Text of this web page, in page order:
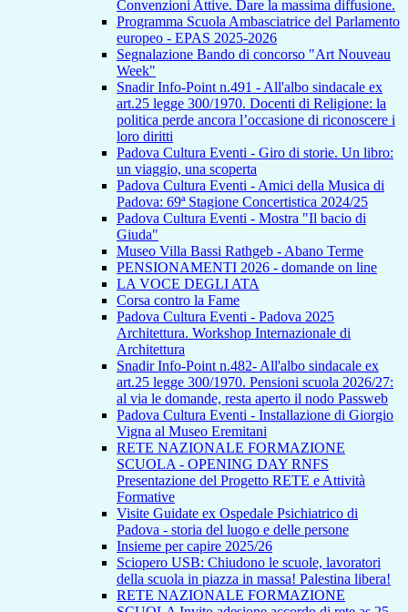
Convenzioni Attive. Dare la massima diffusione.
Programma Scuola Ambasciatrice del Parlamento
europeo - EPAS 2025-2026
Segnalazione Bando di concorso "Art Nouveau
Week"
Snadir Info-Point n.491 - All'albo sindacale ex
art.25 legge 300/1970. Docenti di Religione: la
politica perde ancora l’occasione di riconoscere i
loro diritti
Padova Cultura Eventi - Giro di storie. Un libro:
un viaggio, una scoperta
Padova Cultura Eventi - Amici della Musica di
Padova: 69ª Stagione Concertistica 2024/25
Padova Cultura Eventi - Mostra "Il bacio di
Giuda"
Museo Villa Bassi Rathgeb - Abano Terme
PENSIONAMENTI 2026 - domande on line
LA VOCE DEGLI ATA
Corsa contro la Fame
Padova Cultura Eventi - Padova 2025
Architettura. Workshop Internazionale di
Architettura
Snadir Info-Point n.482- All'albo sindacale ex
art.25 legge 300/1970. Pensioni scuola 2026/27:
al via le domande, resta aperto il nodo Passweb
Padova Cultura Eventi - Installazione di Giorgio
Vigna al Museo Eremitani
RETE NAZIONALE FORMAZIONE
SCUOLA - OPENING DAY RNFS
Presentazione del Progetto RETE e Attività
Formative
Visite Guidate ex Ospedale Psichiatrico di
Padova - storia del luogo e delle persone
Insieme per capire 2025/26
Sciopero USB: Chiudono le scuole, lavoratori
della scuola in piazza in massa! Palestina libera!
RETE NAZIONALE FORMAZIONE